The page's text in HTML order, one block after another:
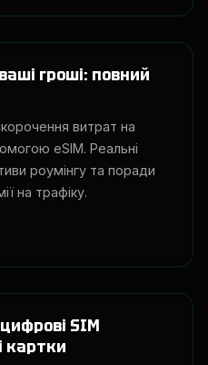
гроші: повний
витрат на
eSIM. Реальні
роумінгу та поради
на трафіку.
SIM
картки